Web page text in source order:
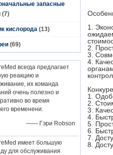
запасные
(7)
кислорода (13)
(69)
всегда предлагает
реакцию и
их команда
очень полезно и
во время
временени.
—— Гэри Robson
имеет большую
для обслуживания
1.
2.
3.
4.
1.
2.
3.
4.
5.
6.
7.
8.